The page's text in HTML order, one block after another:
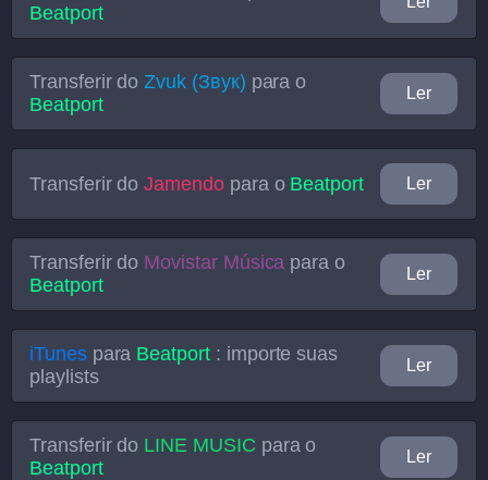
Beatport
Transferir doZvuk (Звук) para o
Beatport
Ler
Transferir doJamendopara o Beatport Ler
Transferir do Movistar Música para o
Beatport
Ler
iTunespara Beatport: importe suas
playlists
Ler
Transferir do LINE MUSIC para o
Beatport
Ler